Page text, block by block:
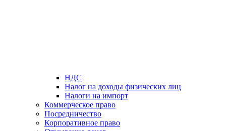
НДС
Налог на доходы физических лиц
Налоги на импорт
Коммерческое право
Посредничество
Корпоративное право